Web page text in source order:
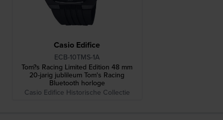
Casio Edifice
ECB-10TMS-1A
Tom?s Racing Limited Edition 48 mm
20-jarig jublileum Tom's Racing
Bluetooth horloge
Casio Edifice Historische Collectie